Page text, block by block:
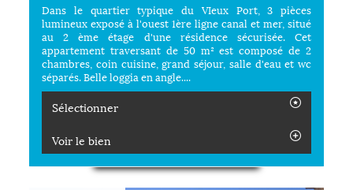
Dans le quartier typique du VIeux Port, 3 pièces
lumineux exposé à l'ouest 1ère ligne canal et mer, situé
au 2 ème étage d'une résidence sécurisée. Cet
appartement traversant de 50 m² est composé de 2
chambres, coin cuisine, grand séjour, salle d'eau et wc
séparés. Belle loggia en angle....
Sélectionner
Voir le bien